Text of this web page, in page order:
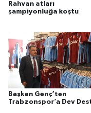
Rahvan atları
şampiyonluğa koştu
Başkan Genç’ten
Trabzonspor’a Dev